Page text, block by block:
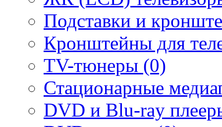
Подставки и
Кронштейны для
TV-тюнеры (0)
Стационарные
DVD и Blu-ray